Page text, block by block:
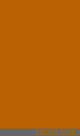
Lemari Arsip